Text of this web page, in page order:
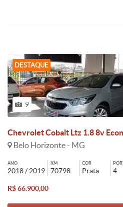
DESTAQUE
9
Chevrolet Cobalt Ltz 1.8 8v
Belo Horizonte - MG
ANO
2018 / 2019
KM
70798
COR
Prata 4
R$ 66.900,00